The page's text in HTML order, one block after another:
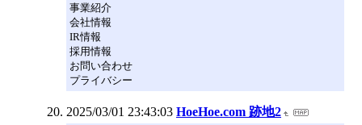
事業紹介
会社情報
IR情報
採用情報
お問い合わせ
プライバシー
2025/03/01 23:43:03 HoeHoe.com 跡地2